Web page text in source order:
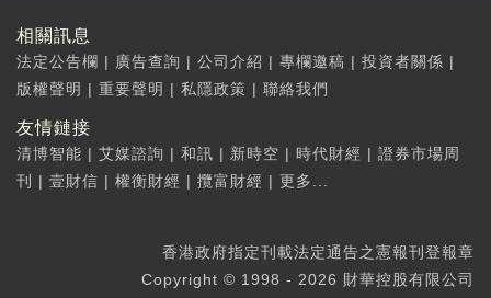
相關訊息
法定公告欄 | 廣告查詢 | 公司介紹 | 專欄邀稿 | 投資者關係 |
版權聲明 | 重要聲明 | 私隱政策 | 聯絡我們
友情鏈接
清博智能 | 艾媒諮詢 | 和訊 | 新時空 | 時代財經 | 證券市場周
刊
| 壹財信 | 權衡財經 | 攬富財經 | 更多...
香港政府指定刊載法定通告之憲報刊登報章
Copyright © 1998 - 2026 財華控股有限公司